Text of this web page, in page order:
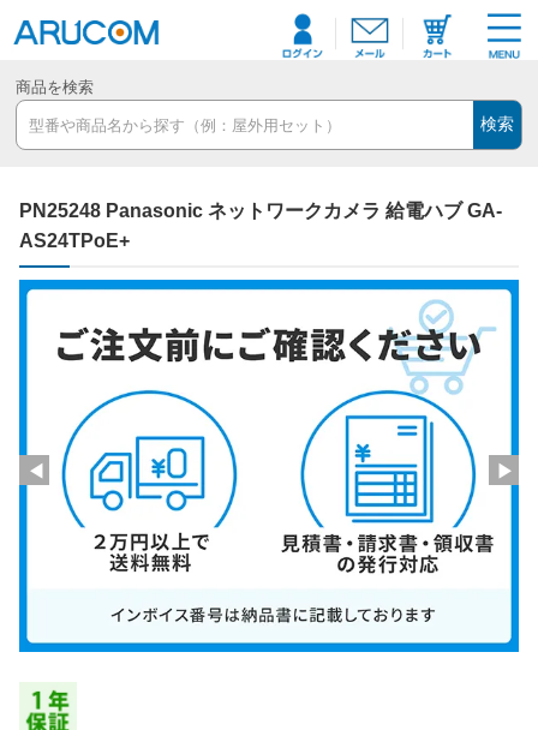
商品を検索
検索
PN25248 Panasonic ネットワークカメラ 給電ハブ GA-
AS24TPoE+
◀ ▶